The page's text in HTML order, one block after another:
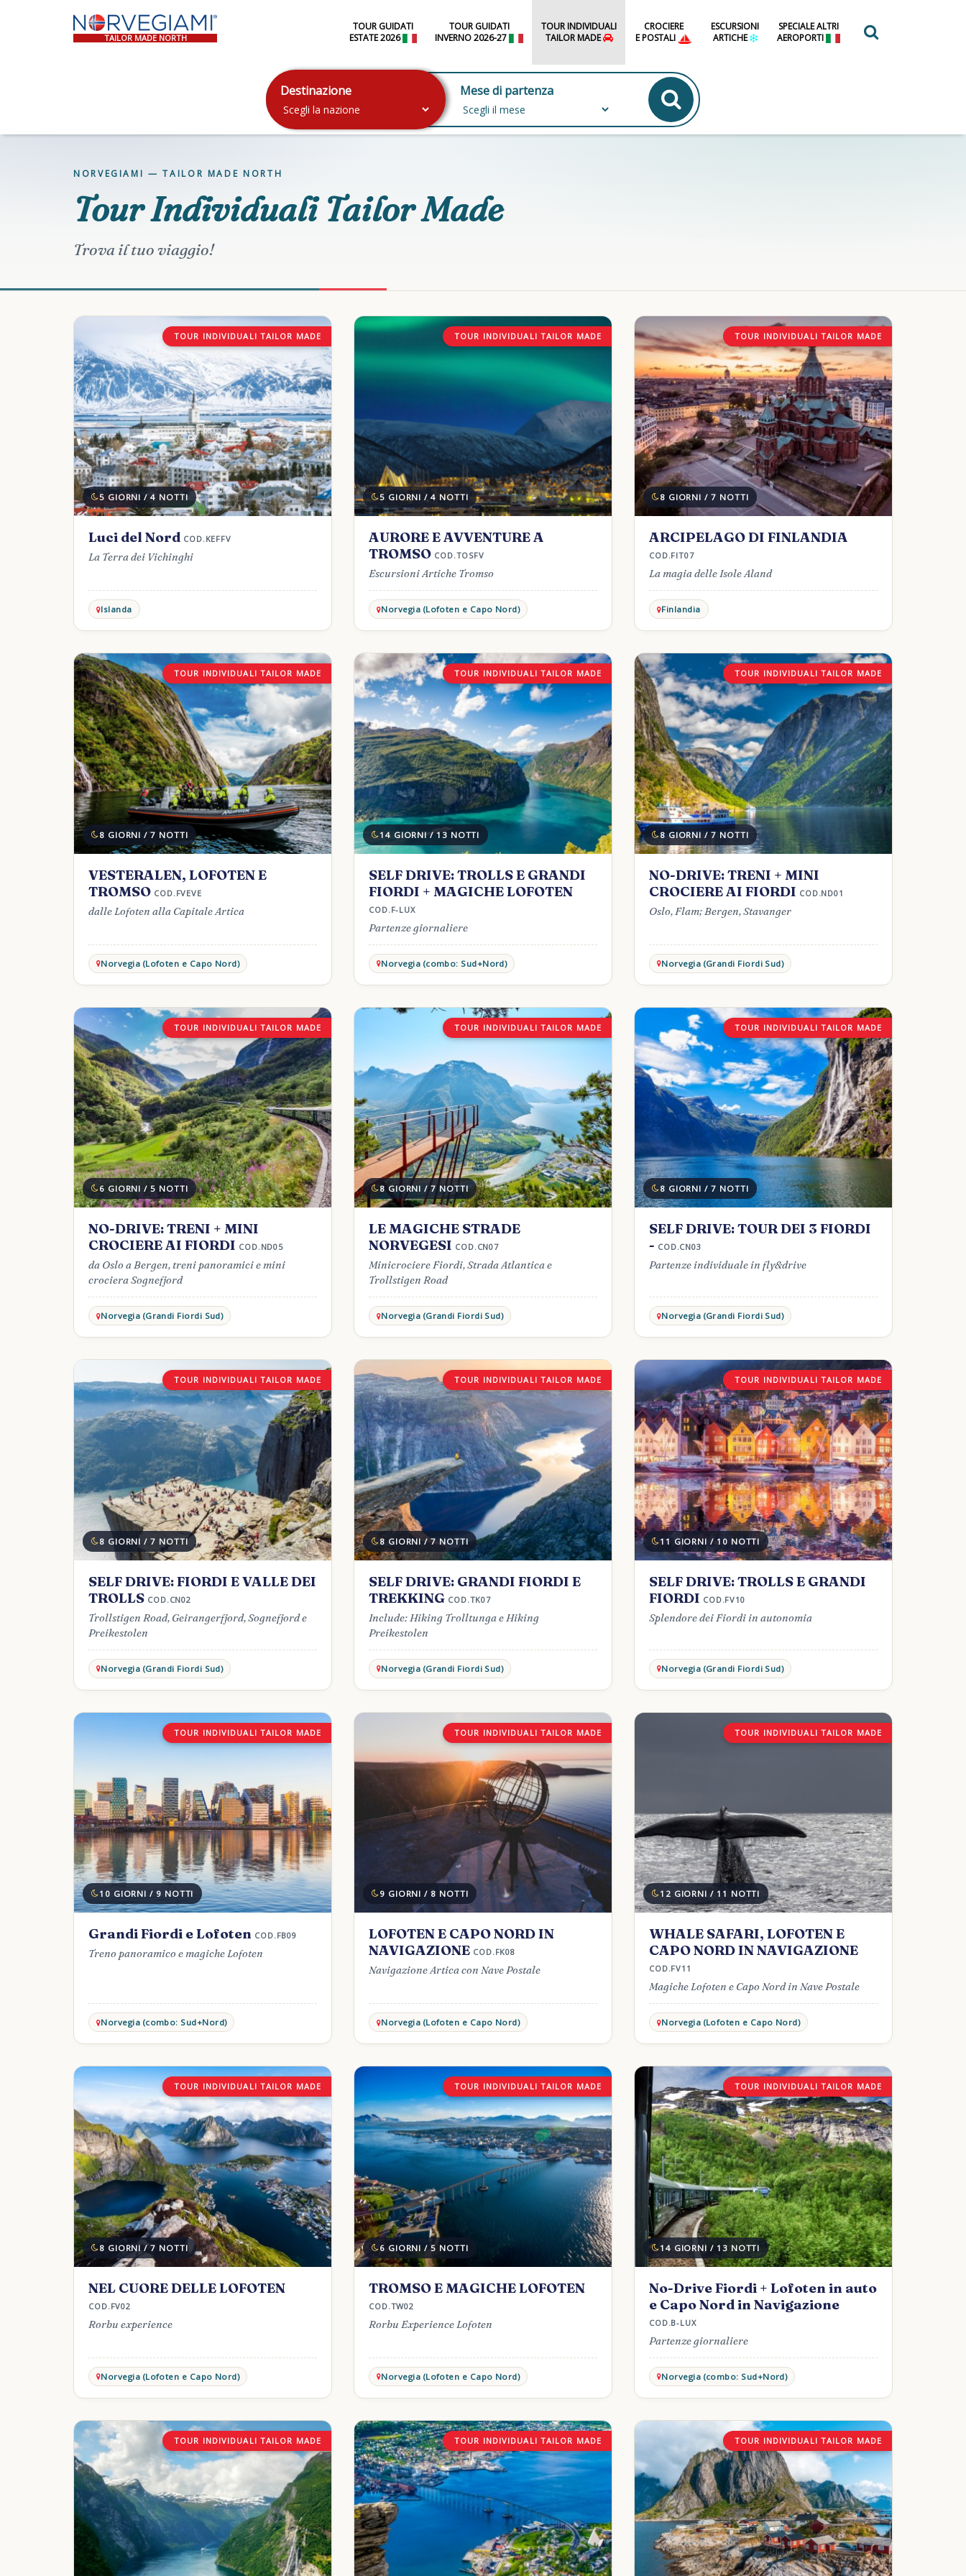
TAILOR MADE NORTH
TOUR GUIDATI
ESTATE 2026
TOUR GUIDATI
INVERNO 2026-27
TOUR INDIVIDUALI
TAILOR MADE
CROCIERE
E POSTALI
ESCURSIONI
ARTICHE
SPECIALE ALTRI
AEROPORTI
Destinazione Mese di partenza
NORVEGIAMI — TAILOR MADE NORTH
Tour Individuali Tailor Made
Trova il tuo viaggio!
5 GIORNI / 4 NOTTI
TOUR INDIVIDUALI TAILOR MADE
Luci del Nord COD.KEFFV
La Terra dei Vichinghi
Islanda
5 GIORNI / 4 NOTTI
TOUR INDIVIDUALI TAILOR MADE
AURORE E AVVENTURE A
TROMSO COD.TOSFV
Escursioni Artiche Tromso
Norvegia (Lofoten e Capo Nord)
8 GIORNI / 7 NOTTI
TOUR INDIVIDUALI TAILOR MADE
ARCIPELAGO DI FINLANDIA
COD.FIT07
La magia delle Isole Aland
Finlandia
8 GIORNI / 7 NOTTI
TOUR INDIVIDUALI TAILOR MADE
VESTERALEN, LOFOTEN E
TROMSO COD.FVEVE
dalle Lofoten alla Capitale Artica
Norvegia (Lofoten e Capo Nord)
14 GIORNI / 13 NOTTI
TOUR INDIVIDUALI TAILOR MADE
SELF DRIVE: TROLLS E GRANDI
FIORDI + MAGICHE LOFOTEN
COD.F-LUX
Partenze giornaliere
Norvegia (combo: Sud+Nord)
8 GIORNI / 7 NOTTI
TOUR INDIVIDUALI TAILOR MADE
NO-DRIVE: TRENI + MINI
CROCIERE AI FIORDI COD.ND01
Oslo, Flam; Bergen, Stavanger
Norvegia (Grandi Fiordi Sud)
6 GIORNI / 5 NOTTI
TOUR INDIVIDUALI TAILOR MADE
NO-DRIVE: TRENI + MINI
CROCIERE AI FIORDI COD.ND05
da Oslo a Bergen, treni panoramici e mini
crociera Sognefjord
Norvegia (Grandi Fiordi Sud)
8 GIORNI / 7 NOTTI
TOUR INDIVIDUALI TAILOR MADE
LE MAGICHE STRADE
NORVEGESI COD.CN07
Minicrociere Fiordi, Strada Atlantica e
Trollstigen Road
Norvegia (Grandi Fiordi Sud)
8 GIORNI / 7 NOTTI
TOUR INDIVIDUALI TAILOR MADE
SELF DRIVE: TOUR DEI 3 FIORDI
- COD.CN03
Partenze individuale in fly&drive
Norvegia (Grandi Fiordi Sud)
8 GIORNI / 7 NOTTI
TOUR INDIVIDUALI TAILOR MADE
SELF DRIVE: FIORDI E VALLE DEI
TROLLS COD.CN02
Trollstigen Road, Geirangerfjord, Sognefjord e
Preikestolen
Norvegia (Grandi Fiordi Sud)
8 GIORNI / 7 NOTTI
TOUR INDIVIDUALI TAILOR MADE
SELF DRIVE: GRANDI FIORDI E
TREKKING COD.TK07
Include: Hiking Trolltunga e Hiking
Preikestolen
Norvegia (Grandi Fiordi Sud)
11 GIORNI / 10 NOTTI
TOUR INDIVIDUALI TAILOR MADE
SELF DRIVE: TROLLS E GRANDI
FIORDI COD.FV10
Splendore dei Fiordi in autonomia
Norvegia (Grandi Fiordi Sud)
10 GIORNI / 9 NOTTI
TOUR INDIVIDUALI TAILOR MADE
Grandi Fiordi e Lofoten COD.FB09
Treno panoramico e magiche Lofoten
Norvegia (combo: Sud+Nord)
9 GIORNI / 8 NOTTI
TOUR INDIVIDUALI TAILOR MADE
LOFOTEN E CAPO NORD IN
NAVIGAZIONE COD.FK08
Navigazione Artica con Nave Postale
Norvegia (Lofoten e Capo Nord)
12 GIORNI / 11 NOTTI
TOUR INDIVIDUALI TAILOR MADE
WHALE SAFARI, LOFOTEN E
CAPO NORD IN NAVIGAZIONE
COD.FV11
Magiche Lofoten e Capo Nord in Nave Postale
Norvegia (Lofoten e Capo Nord)
8 GIORNI / 7 NOTTI
TOUR INDIVIDUALI TAILOR MADE
NEL CUORE DELLE LOFOTEN
COD.FV02
Rorbu experience
Norvegia (Lofoten e Capo Nord)
6 GIORNI / 5 NOTTI
TOUR INDIVIDUALI TAILOR MADE
TROMSO E MAGICHE LOFOTEN
COD.TW02
Rorbu Experience Lofoten
Norvegia (Lofoten e Capo Nord)
14 GIORNI / 13 NOTTI
TOUR INDIVIDUALI TAILOR MADE
No-Drive Fiordi + Lofoten in auto
e Capo Nord in Navigazione
COD.B-LUX
Partenze giornaliere
Norvegia (combo: Sud+Nord)
TOUR INDIVIDUALI TAILOR MADE TOUR INDIVIDUALI TAILOR MADE TOUR INDIVIDUALI TAILOR MADE